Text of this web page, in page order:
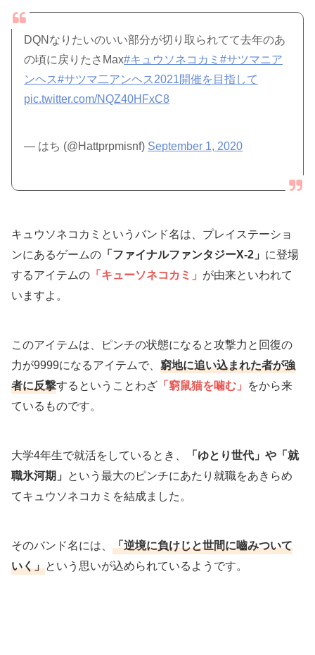
DQNなりたいのいい部分が切り取られてて去年のあ
の頃に戻りたさMax#キュウソネコカミ#サツマニア
ンヘス#サツマ二アンヘス2021開催を目指して
pic.twitter.com/NQZ40HFxC8
— はち (@Hattprpmisnf) September 1, 2020
キュウソネコカミというバンド名は、プレイステーショ
ンにあるゲームの 「ファイナルファンタジーX-2」 に登場
するアイテムの 「キューソネコカミ」 が由来といわれて
いますよ。
このアイテムは、ピンチの状態になると攻撃力と回復の
力が9999になるアイテムで、窮地に追い込まれた者が強
者に反撃するということわざ 「窮鼠猫を噛む」 をから来
ているものです。
大学4年生で就活をしているとき、
「ゆとり世代」や「就
職氷河期」 という最大のピンチにあたり就職をあきらめ
てキュウソネコカミを結成ました。
そのバンド名には、「逆境に負けじと世間に嚙みついて
いく」という思いが込められているようです。